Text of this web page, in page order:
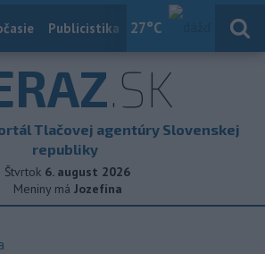
27°C
Publicistika Slovensko
.SK
Tlačovej agentúry Slovenskej
republiky
Štvrtok 6. august 2026
Meniny má Jozefína